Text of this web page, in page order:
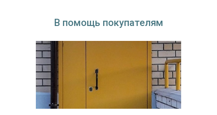
В помощь покупателям